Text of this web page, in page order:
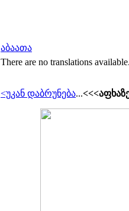
აბაათა
There are no translations
<უკან დაბრუნება...